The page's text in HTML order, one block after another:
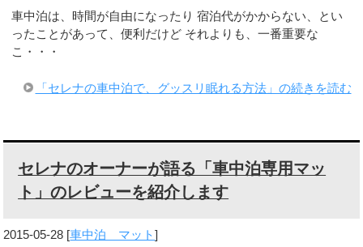
車中泊は、時間が自由になったり 宿泊代がかからない、とい
ったことがあって、便利だけど それよりも、一番重要な
こ・・・
「セレナの車中泊で、グッスリ眠れる方法」の続きを読む
セレナのオーナーが語る「車中泊専用マッ
ト」のレビューを紹介します
2015-05-28 [車中泊 マット]